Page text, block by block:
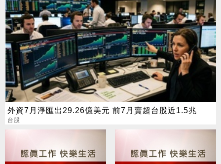
外資7月淨匯出29.26億美元 前7月賣超台股近1.5兆
台股